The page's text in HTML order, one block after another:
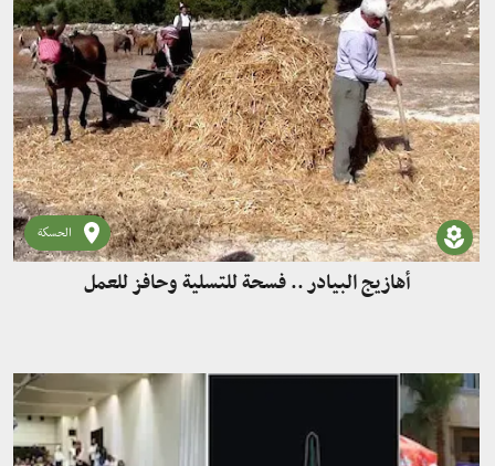
الحسكة
أهازيج البيادر .. فسحة للتسلية وحافز للعمل